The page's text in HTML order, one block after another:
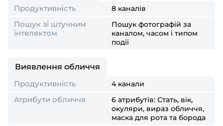
Продуктивність
8 каналів
Пошук зі штучним
інтелектом
Пошук фотографій за
каналом, часом і типом
події
Виявлення обличчя
Продуктивність
4 канали
Атрибути обличчя
6 атрибутів: Стать, вік,
окуляри, вираз обличчя,
маска для рота та борода